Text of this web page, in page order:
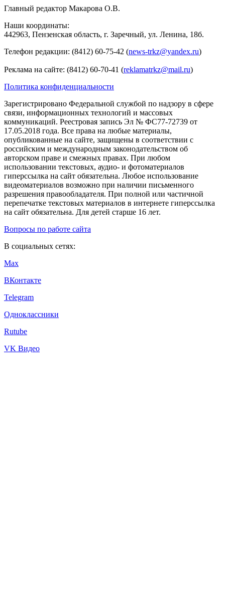
Главный редактор Макарова О.В.
Наши координаты:
442963, Пензенская область, г. Заречный, ул. Ленина, 18б.
Телефон редакции: (8412) 60-75-42 (news-trkz@yandex.ru)
Реклама на сайте: (8412) 60-70-41 (reklamatrkz@mail.ru)
Политика конфиденциальности
Зарегистрировано Федеральной службой по надзору в сфере
связи, информационных технологий и массовых
коммуникаций. Реестровая запись Эл № ФС77-72739 от
17.05.2018 года. Все права на любые материалы,
опубликованные на сайте, защищены в соответствии с
российским и международным законодательством об
авторском праве и смежных правах. При любом
использовании текстовых, аудио- и фотоматериалов
гиперссылка на сайт обязательна. Любое использование
видеоматериалов возможно при наличии письменного
разрешения правообладателя. При полной или частичной
перепечатке текстовых материалов в интернете гиперссылка
на сайт обязательна. Для детей старше 16 лет.
Вопросы по работе сайта
В социальных сетях:
Max
ВКонтакте
Telegram
Одноклассники
Rutube
VK Видео